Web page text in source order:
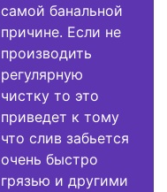
самой банальной
причине. Если не
производить
регулярную
чистку то это
приведет к тому
что слив забьется
очень быстро
грязью и другими